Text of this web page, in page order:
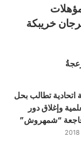
خريبكة
اتحادية تطالب بحل
وإغلاق دور
فاجعة “شمهروش”